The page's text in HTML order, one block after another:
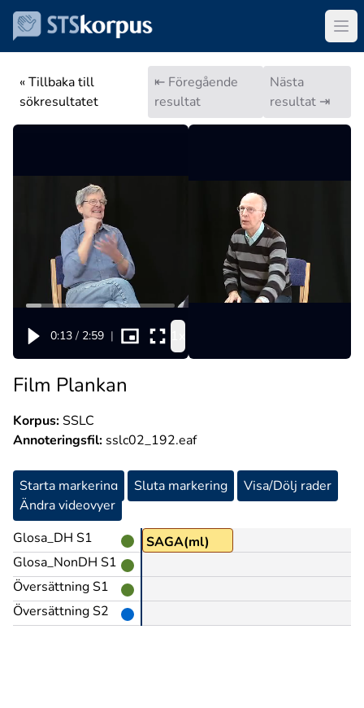
« Tillbaka till
sökresultatet
⇤ Föregående
resultat
Nästa
resultat ⇥
0:13 / 2:59 |
Film Plankan
Korpus:SSLC
Annoteringsfil: sslc02_192.eaf
Starta markering Sluta markering
Visa/Dölj rader
Ändra videovyer
Glosa_DH S1
Glosa_NonDH S1
Översättning S1
Översättning S2
SAGA(ml)